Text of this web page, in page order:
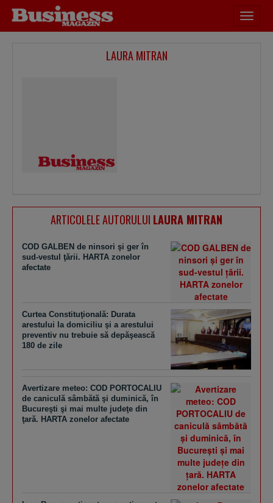
meniu
LAURA MITRAN
ARTICOLELE AUTORULUI LAURA MITRAN
COD GALBEN de ninsori şi ger în
sud-vestul ţării. HARTA zonelor
afectate
Curtea Constituţională: Durata
arestului la domiciliu şi a arestului
preventiv nu trebuie să depăşească
180 de zile
Avertizare meteo: COD PORTOCALIU
de caniculă sâmbătă şi duminică, în
Bucureşti şi mai multe judeţe din
ţară. HARTA zonelor afectate